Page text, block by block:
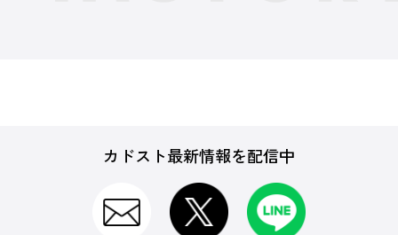
カドスト最新情報を配信中